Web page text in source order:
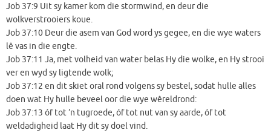
Job 37:9 Uit sy kamer kom die stormwind, en deur die
wolkverstrooiers koue.
Job 37:10 Deur die asem van God word ys gegee, en die wye waters
lê vas in die engte.
Job 37:11 Ja, met volheid van water belas Hy die wolke, en Hy strooi
ver en wyd sy ligtende wolk;
Job 37:12 en dit skiet oral rond volgens sy bestel, sodat hulle alles
doen wat Hy hulle beveel oor die wye wêreldrond:
Job 37:13 óf tot ‘n tugroede, óf tot nut van sy aarde, óf tot
weldadigheid laat Hy dit sy doel vind.